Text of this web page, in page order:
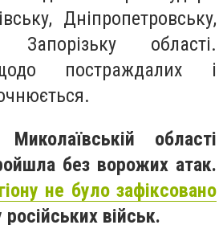
Дніпропетровську,
області.
постраждалих і
області
без ворожих атак.
не було зафіксовано
російських військ.